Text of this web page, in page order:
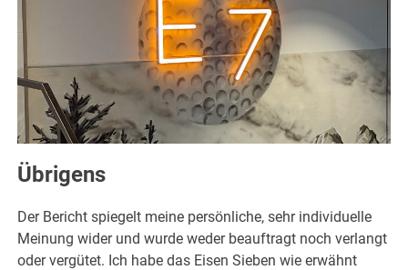
Übrigens
Der Bericht spiegelt meine persönliche, sehr individuelle
Meinung wider und wurde weder beauftragt noch verlangt
oder vergütet. Ich habe das Eisen Sieben wie erwähnt